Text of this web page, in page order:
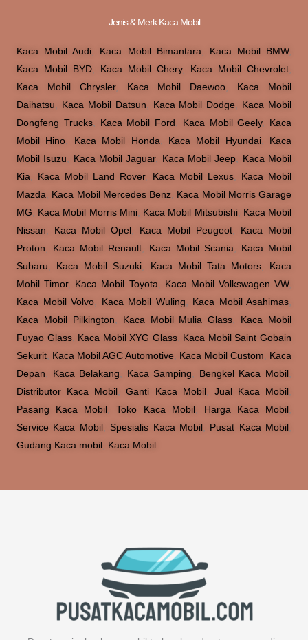
Jenis & Merk Kaca Mobil
Kaca Mobil Audi, Kaca Mobil Bimantara, Kaca Mobil BMW,
Kaca Mobil BYD, Kaca Mobil Chery, Kaca Mobil Chevrolet,
Kaca Mobil Chrysler, Kaca Mobil Daewoo, Kaca Mobil
Daihatsu, Kaca Mobil Datsun, Kaca Mobil Dodge, Kaca Mobil
Dongfeng Trucks, Kaca Mobil Ford, Kaca Mobil Geely, Kaca
Mobil Hino, Kaca Mobil Honda, Kaca Mobil Hyundai, Kaca
Mobil Isuzu, Kaca Mobil Jaguar, Kaca Mobil Jeep, Kaca Mobil
Kia, Kaca Mobil Land Rover, Kaca Mobil Lexus, Kaca Mobil
Mazda, Kaca Mobil Mercedes Benz, Kaca Mobil Morris Garage
MG, Kaca Mobil Morris Mini, Kaca Mobil Mitsubishi, Kaca Mobil
Nissan, Kaca Mobil Opel, Kaca Mobil Peugeot, Kaca Mobil
Proton, Kaca Mobil Renault, Kaca Mobil Scania, Kaca Mobil
Subaru, Kaca Mobil Suzuki, Kaca Mobil Tata Motors, Kaca
Mobil Timor, Kaca Mobil Toyota, Kaca Mobil Volkswagen VW,
Kaca Mobil Volvo, Kaca Mobil Wuling, Kaca Mobil Asahimas,
Kaca Mobil Pilkington, Kaca Mobil Mulia Glass, Kaca Mobil
Fuyao Glass, Kaca Mobil XYG Glass, Kaca Mobil Saint Gobain
Sekurit, Kaca Mobil AGC Automotive, Kaca Mobil Custom, Kaca
Depan, Kaca Belakang, Kaca Samping, Bengkel Kaca Mobil,
Distributor Kaca Mobil,Ganti Kaca Mobil, Jual Kaca Mobil,
Pasang Kaca Mobil,Toko Kaca Mobil, Harga Kaca Mobil,
Service Kaca Mobil, Spesialis Kaca Mobil, Pusat Kaca Mobil,
Gudang Kaca mobil, Kaca Mobil